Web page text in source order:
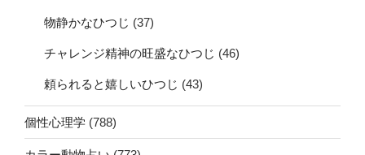
物静かなひつじ (37)
チャレンジ精神の旺盛なひつじ (46)
頼られると嬉しいひつじ (43)
個性心理学 (788)